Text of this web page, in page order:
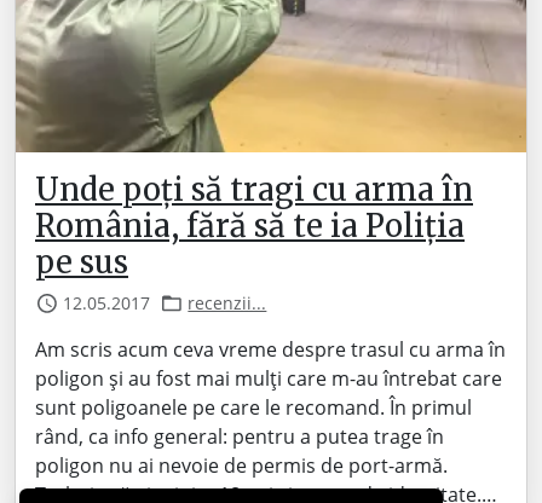
Unde poți să tragi cu arma în
România, fără să te ia Poliția
pe sus
12.05.2017 recenzii...
Am scris acum ceva vreme despre trasul cu arma în
poligon și au fost mai mulți care m-au întrebat care
sunt poligoanele pe care le recomand. În primul
rând, ca info general: pentru a putea trage în
poligon nu ai nevoie de permis de port-armă.
Trebuie să ai minim 18 ani și cartea de identitate.…